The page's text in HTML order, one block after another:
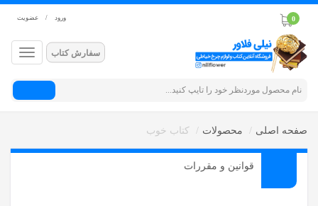
ورود / عضویت 0
سفارش کتاب
صفحه اصلی محصولات کتاب خوب
قوانین و مقررات